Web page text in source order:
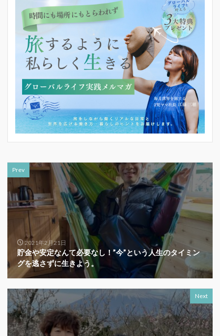
Prev
2021年2月21日
貯金や安定なんて必要なし！”今”という人生のタイミン
グを逃さずに生きよう。
Next